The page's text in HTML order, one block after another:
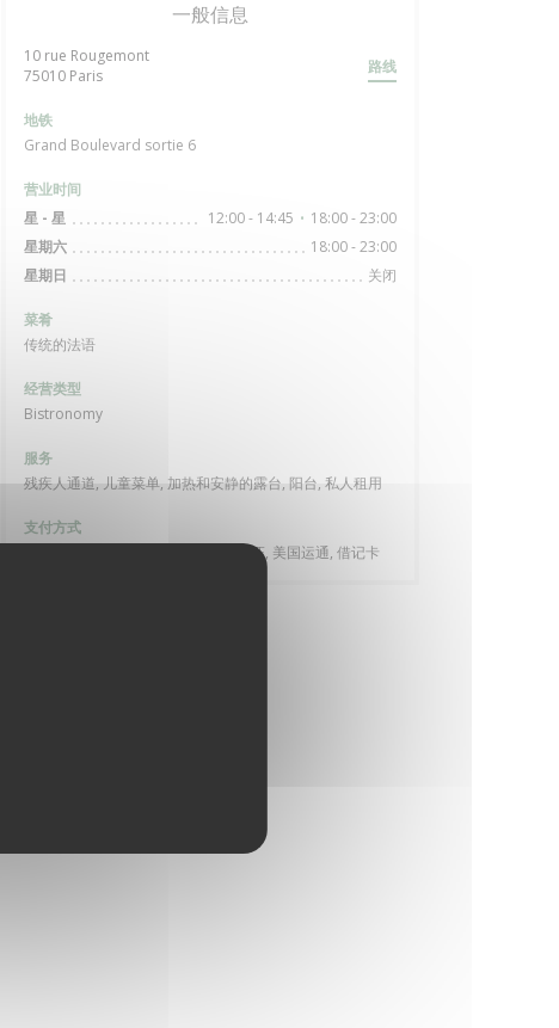
一般信息
10 rue Rougemont
75010 Paris((在新窗口中打开)) 路线
地铁
Grand Boulevard sortie 6
营业时间
星 - 星 12:00 - 14:45 • 18:00 - 23:00
星期六
18:00 - 23:00
星期日
关闭
菜肴
传统的法语
经营类型
Bistronomy
服务
残疾人通道, 儿童菜单, 加热和安静的露台, 阳台, 私人租用
支付方式
餐厅门票, 欧洲卡/万事达卡, 现金, 签证, 美国运通, 借记卡